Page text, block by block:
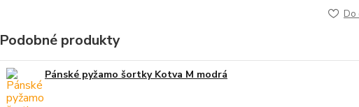
Do
Podobné produkty
Pánské pyžamo šortky Kotva M modrá